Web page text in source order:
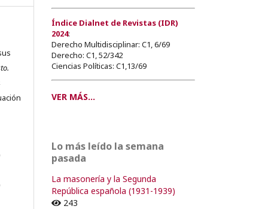
Índice Dialnet de Revistas (IDR)
2024:
Derecho Multidisciplinar: C1, 6/69
Derecho: C1, 52/342
Ciencias Políticas: C1,13/69
VER MÁS...
Lo más leído la semana
pasada
La masonería y la Segunda
República española (1931-1939)
243